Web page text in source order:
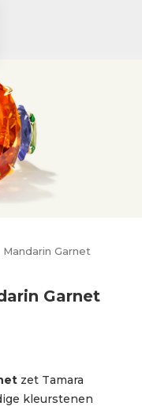
Garnet
Garnet
zet Tamara
kleurstenen